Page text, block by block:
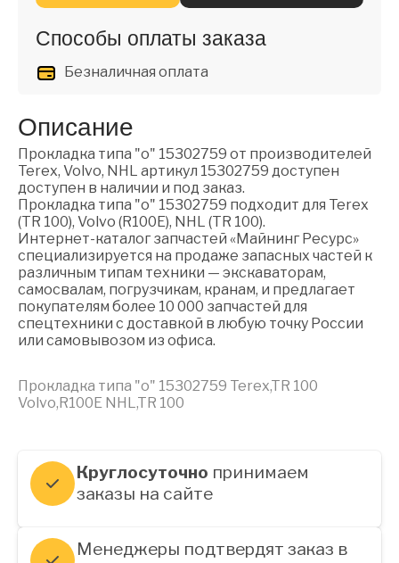
Способы оплаты заказа
Безналичная оплата
Описание
Прокладка типа "о" 15302759 от производителей
Terex, Volvo, NHL артикул 15302759 доступен
доступен в наличии и под заказ.
Прокладка типа "о" 15302759 подходит для Terex
(TR 100), Volvo (R100E), NHL (TR 100).
Интернет-каталог запчастей «Майнинг Ресурс»
специализируется на продаже запасных частей к
различным типам техники — экскаваторам,
самосвалам, погрузчикам, кранам, и предлагает
покупателям более 10 000 запчастей для
спецтехники с доставкой в любую точку России
или самовывозом из офиса.
Прокладка типа "о" 15302759 Terex,TR 100
Volvo,R100E NHL,TR 100
Круглосуточно принимаем
заказы на сайте
Менеджеры подтвердят заказ в